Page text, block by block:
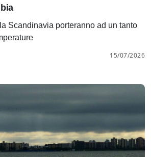
Scandinavia porteranno ad un tanto
15/07/2026